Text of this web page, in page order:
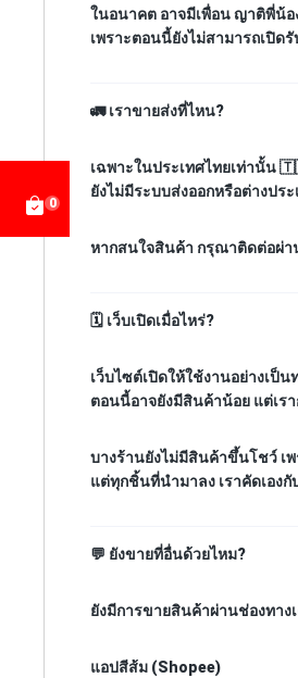
0
ในอนาคต อาจมีเพื่อน ญาติพี่น้
เพราะตอนนี้ยังไม่สามารถเปิด
🚛เราขายส่งที่ไหน?
เฉพาะในประเทศไทยเท่านั้น
ยังไม่มีระบบส่งออกหรือต่างปร
หากสนใจสินค้า กรุณาติดต่อผ่า
🗓️ เว็บเปิดเมื่อไหร่?
เว็บไซต์เปิดให้ใช้งานอย่างเป็น
ตอนนี้อาจยังมีสินค้าน้อย แต่เร
บางร้านยังไม่มีสินค้าขึ้นโชว์ เ
แต่ทุกชิ้นที่นำมาลง เราคัดเอ
💬 ยังขายที่อื่นด้วยไหม?
ยังมีการขายสินค้าผ่านช่องทาง
แอปสีส้ม (Shopee)